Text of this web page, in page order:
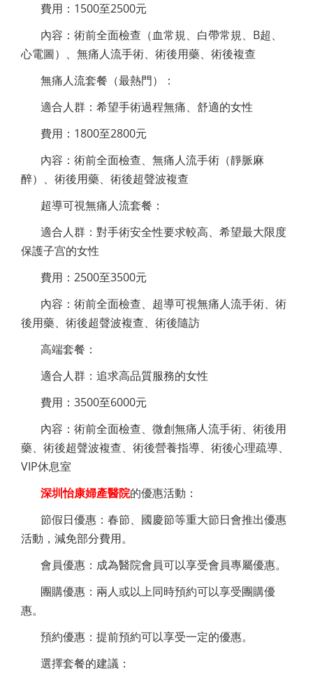
費用：1500至2500元
內容：術前全面檢查（血常規、白帶常規、B超、
心電圖）、無痛人流手術、術後用藥、術後複查
無痛人流套餐（最熱門）：
適合人群：希望手術過程無痛、舒適的女性
費用：1800至2800元
內容：術前全面檢查、無痛人流手術（靜脈麻
醉）、術後用藥、術後超聲波複查
超導可視無痛人流套餐：
適合人群：對手術安全性要求較高、希望最大限度
保護子宫的女性
費用：2500至3500元
內容：術前全面檢查、超導可視無痛人流手術、術
後用藥、術後超聲波複查、術後隨訪
高端套餐：
適合人群：追求高品質服務的女性
費用：3500至6000元
內容：術前全面檢查、微創無痛人流手術、術後用
藥、術後超聲波複查、術後營養指導、術後心理疏導、
VIP休息室
深圳怡康婦產醫院的優惠活動：
節假日優惠：春節、國慶節等重大節日會推出優惠
活動，減免部分費用。
會員優惠：成為醫院會員可以享受會員專屬優惠。
團購優惠：兩人或以上同時預約可以享受團購優
惠。
預約優惠：提前預約可以享受一定的優惠。
選擇套餐的建議：